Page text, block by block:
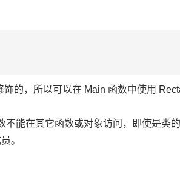
的，所以可以在 Main 函数中使用
能在其它函数或对象访问，即使是类
。